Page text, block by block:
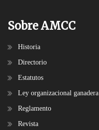
Sobre AMCC
Historia
Directorio
Estatutos
Ley organizacional ganadera
Reglamento
Revista